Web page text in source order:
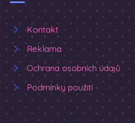
Kontakt
Reklama
Ochrana osobních údajů
Podmínky použití